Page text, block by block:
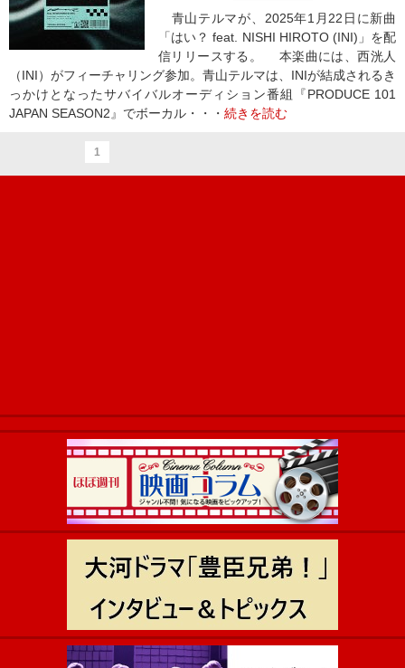
青山テルマが、2025年1月22日に新曲
「はい？ feat. NISHI HIROTO (INI)」を配
信リリースする。 本楽曲には、西洸人
（INI）がフィーチャリング参加。青山テルマは、INIが結成されるき
っかけとなったサバイバルオーディション番組『PRODUCE 101
JAPAN SEASON2』でボーカル・・・ 続きを読む
1